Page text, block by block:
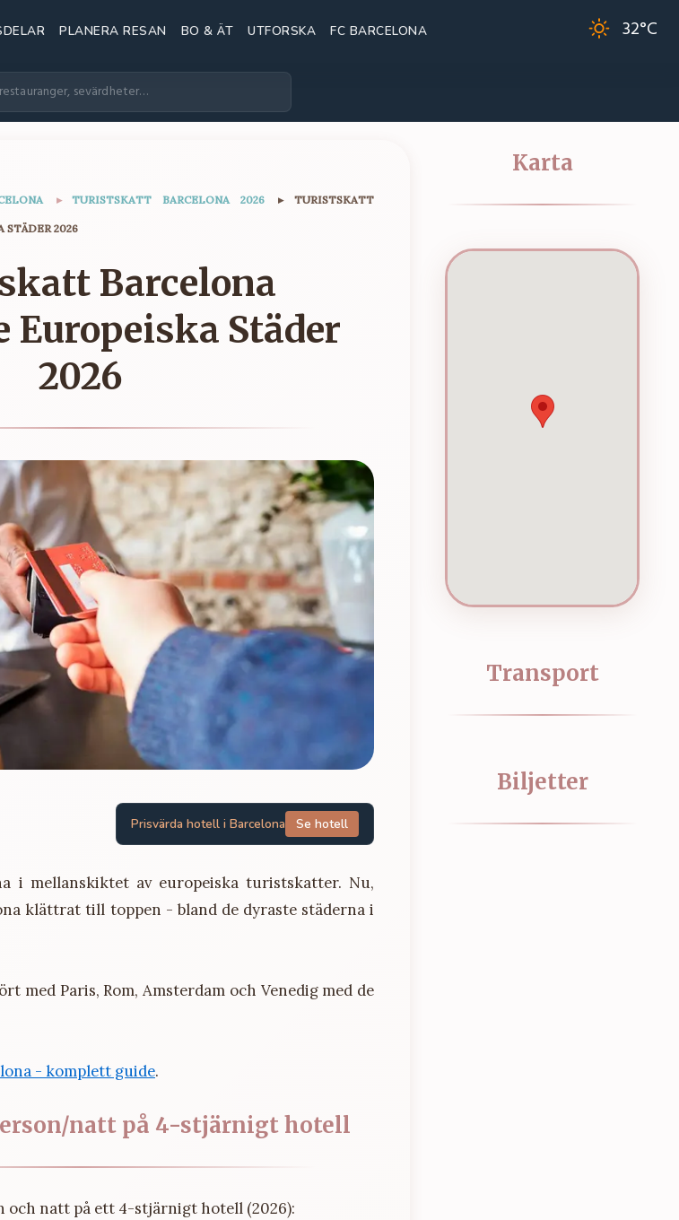
PLANERA RESAN BO & ÄT UTFORSKA FC BARCELONA 32°C
▸ TURISTSKATT BARCELONA 2026 ▸TURISTSKATT
STÄDER 2026
Barcelona
Europeiska Städer
2026
Prisvärda hotell i Barcelona Se hotell
i mellanskiktet av europeiska turistskatter. Nu,
klättrat till toppen - bland de dyraste städerna i
med Paris, Rom, Amsterdam och Venedig med de
- komplett guide.
natt på 4-stjärnigt hotell
och natt på ett 4-stjärnigt hotell (2026):
Karta
Transport
Biljetter